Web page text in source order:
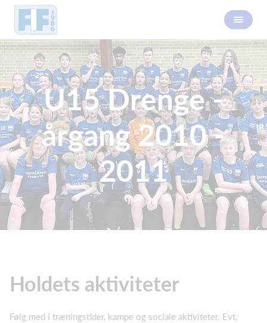
U15 Drenge -
årgang 2010 -
2011
Holdets aktiviteter
Følg med i træningstider, kampe og sociale aktiviteter. Evt.